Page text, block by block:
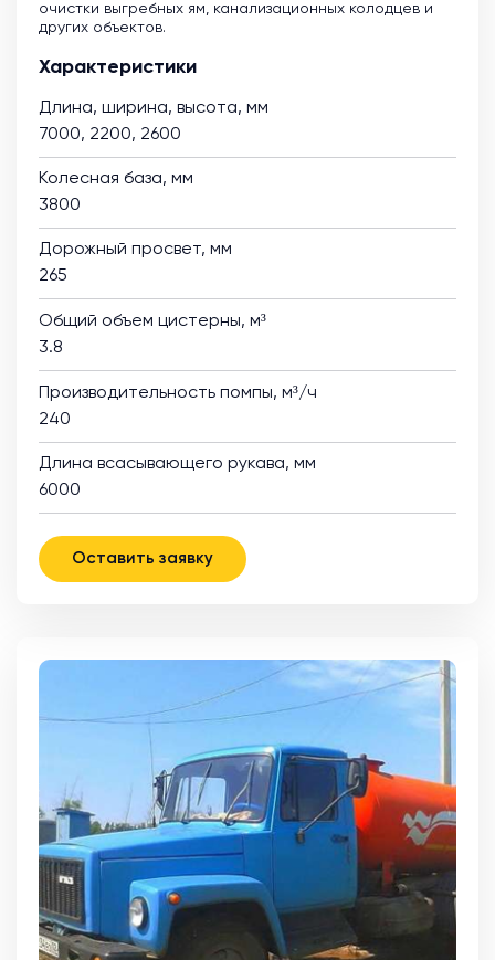
очистки выгребных ям, канализационных колодцев и
других объектов.
Характеристики
Длина, ширина, высота, мм
7000, 2200, 2600
Колесная база, мм
3800
Дорожный просвет, мм
265
Общий объем цистерны, м³
3.8
Производительность помпы, м³/ч
240
Длина всасывающего рукава, мм
6000
Оставить заявку